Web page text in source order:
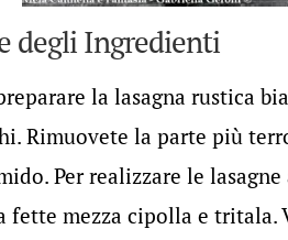
degli Ingredienti
la lasagna rustica
Rimuovete la parte più
Per realizzare le
fette mezza cipolla e